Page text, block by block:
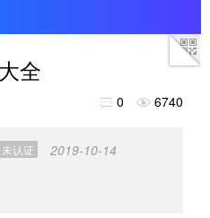
全
 0  6740
未认证 2019-10-14